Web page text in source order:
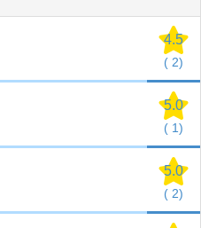
4.5
( 2)
5.0
( 1)
5.0
( 2)